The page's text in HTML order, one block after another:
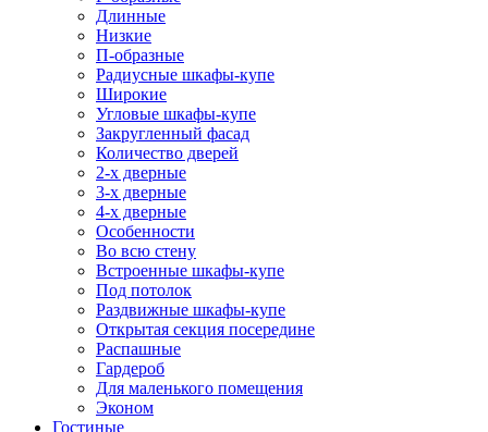
Длинные
Низкие
П-образные
Радиусные шкафы-купе
Широкие
Угловые шкафы-купе
Закругленный фасад
Количество дверей
2-х дверные
3-х дверные
4-х дверные
Особенности
Во всю стену
Встроенные шкафы-купе
Под потолок
Раздвижные шкафы-купе
Открытая секция посередине
Распашные
Гардероб
Для маленького помещения
Эконом
Гостиные